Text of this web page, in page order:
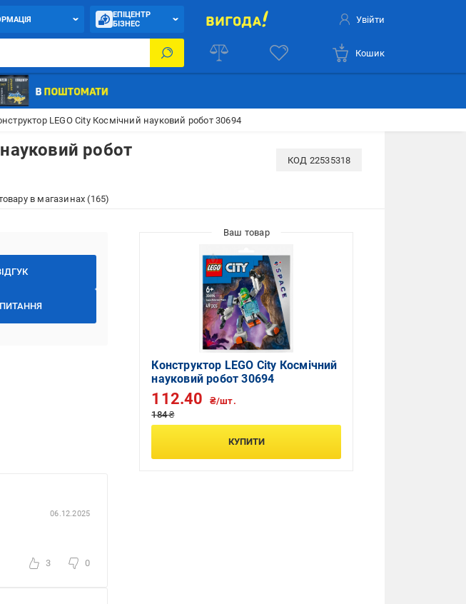
ЕПІЦЕНТР
БІЗНЕС
Увійти
Кошик
LEGO City Космічний науковий робот 30694
робот
КОД 22535318
в магазинах (165)
06.12.2025
3 0
Конструктор LEGO City Космічний
науковий робот 30694
184 ₴
112.40 ₴/шт.
КУПИТИ